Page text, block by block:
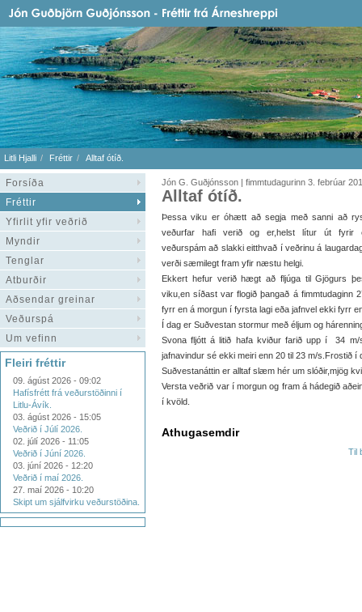
Litli Hjalli Fréttir Alltaf ótíð.
Forsíða
Fréttir
Yfirlit yfir veðrið
Myndir
Tenglar
Atburðir
Aðsendar greinar
Veðurspá
Um vefinn
Fleiri fréttir
09. ágúst 2026 - 09:02
Hafísfrétt frá veðurstöðinni í
Litlu-Ávík.
03. ágúst 2026 - 15:05
Veðrið í Júlí 2026.
02. júlí 2026 - 11:05
Veðrið í Júní 2026.
03. júní 2026 - 12:20
Veðrið í maí 2026.
27. maí 2026 - 10:20
Skipt um sjálfvirku veðurstöðina.
Jón G. Guðjónsson | fimmtudagurinn 3. febrúar
Alltaf ótíð.
Þessa viku er óhætt að segja með sanni að
veðurfar hafi verið og er,helst lítur út fyrir
veðurspám að slakki eitthvað í veðrinu á
verði sæmilegt fram yfir næstu helgi.
Ekkert hefur verið hægt að fljúga til Gjögurs
viku,en síðast var flogið þangað á
fyrr en á morgun í fyrsta lagi eða jafnvel ekki fyrr
Í dag er Suðvestan stormur með éljum og
Svona fljótt á litið hafa kviður farið upp í 34
jafnavindur sé ekki meiri enn 20 til 23 m/s.Frostið í
Suðvestanáttin er alltaf slæm hér um slóðir,mjög
Versta veðrið var í morgun og fram á hádegið
í kvöld.
Athugasemdir
Til